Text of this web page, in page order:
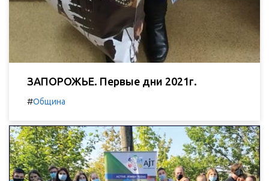
ЗАПОРОЖЬЕ. Первые дни 2021г.
#Община